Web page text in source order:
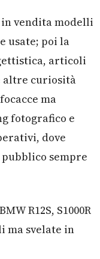
vendita modelli
usate; poi la
articoli
altre curiosità
ma
fotografico e
dove
sempre
R12S, S1000R
ma svelate in